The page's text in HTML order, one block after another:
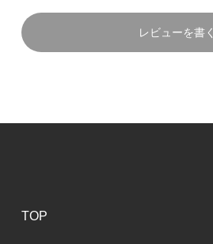
レビューを書く
TOP